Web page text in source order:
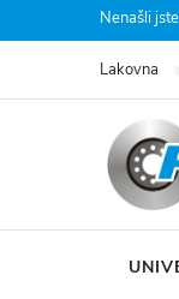
na
Nenašli
Lakovna